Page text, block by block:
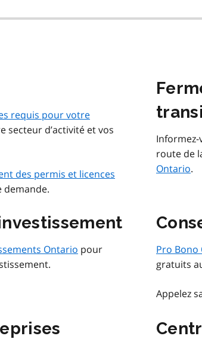
requis pour votre
secteur d’activité et vos
des permis et licences
demande.
route de
Ontario.
Ontario pour
Pro Bono
gratuits
Appelez